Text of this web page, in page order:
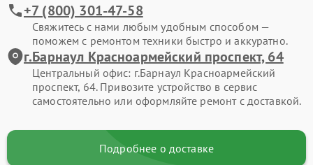
+7 (800) 301-47-58
Свяжитесь с нами любым удобным способом —
поможем с ремонтом техники быстро и аккуратно.
г.Барнаул Красноармейский проспект, 64
Центральный офис: г.Барнаул Красноармейский
проспект, 64. Привозите устройство в сервис
самостоятельно или оформляйте ремонт с доставкой.
Подробнее о доставке